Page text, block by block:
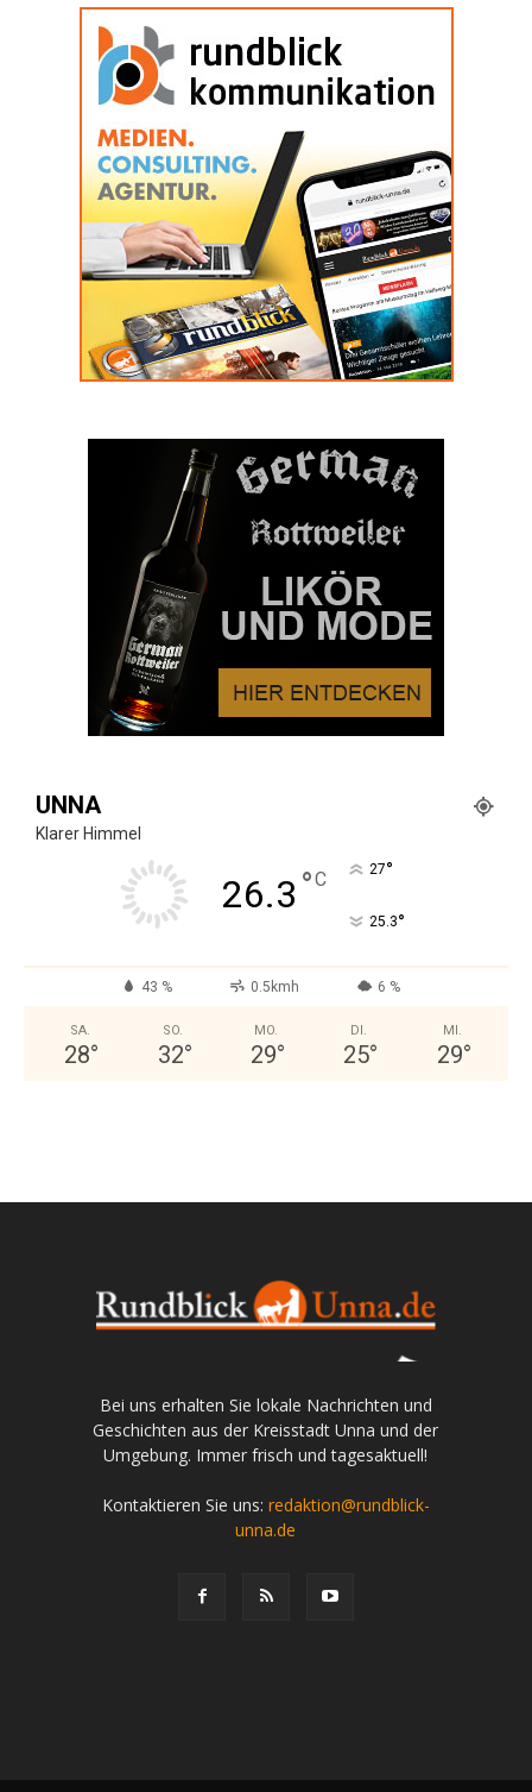
UNNA
Klarer Himmel
26.3 °C 27°
25.3°
43 % 0.5kmh 6 %
SA.
28°
SO.
32°
MO.
29°
DI.
25°
MI.
29°
Bei uns erhalten Sie lokale Nachrichten und
Geschichten aus der Kreisstadt Unna und der
Umgebung. Immer frisch und tagesaktuell!
Kontaktieren Sie uns: redaktion@rundblick-
unna.de